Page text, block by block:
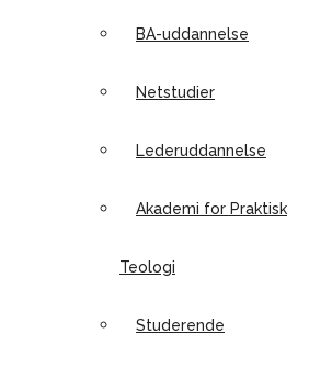
BA-uddannelse
Netstudier
Lederuddannelse
Akademi for Praktisk
Teologi
Studerende